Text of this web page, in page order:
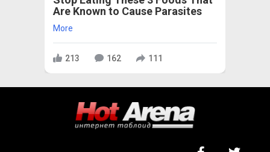
Are Known to Cause Parasites
More
213 162 111